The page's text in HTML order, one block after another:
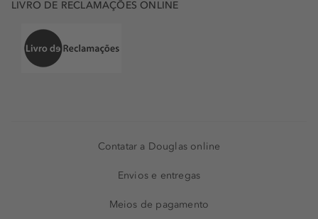
LIVRO DE RECLAMAÇÕES ONLINE
Contatar a Douglas online
Envios e entregas
Meios de pagamento